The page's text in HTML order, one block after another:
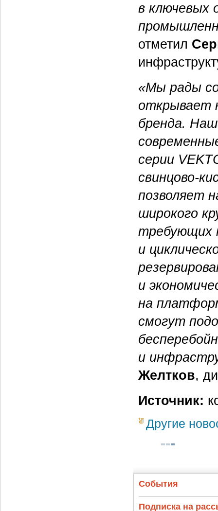
в ключевых
отметил
«Мы рады
открывает
бренда.
серии
свинцово-
позволяет
широкого
требующих
и
и
на
смогут
и
Желтков,
Источник:
Другие
События
Подписка на